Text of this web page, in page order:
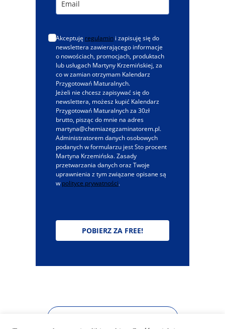
Akceptuję regulamin i zapisuję się do
newslettera zawierającego informacje
o nowościach, promocjach, produktach
lub usługach Martyny Krzemińskiej, za
co w zamian otrzymam Kalendarz
Przygotowań Maturalnych.
Jeżeli nie chcesz zapisywać się do
newslettera, możesz kupić Kalendarz
Przygotowań Maturalnych za 30zł
brutto, pisząc do mnie na adres
martyna@chemiazegzaminatorem.pl.
Administratorem danych osobowych
podanych w formularzu jest Sto procent
Martyna Krzemińska. Zasady
przetwarzania danych oraz Twoje
uprawnienia z tym związane opisane są
w polityce prywatności.
POBIERZ ZA FREE!